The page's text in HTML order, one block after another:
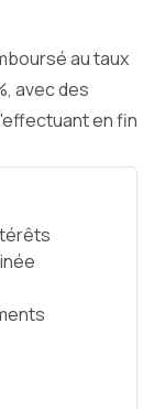
au taux
avec des
en fin